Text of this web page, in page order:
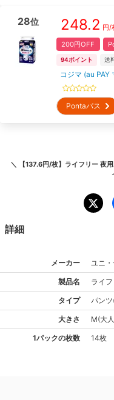
28位 248.2 円/
200円OFF
94ポイント 送
コジマ (au PAY
Pontaパス
＼
【137.6円/枚】ライフリー 夜
詳細
メーカー ユニ
製品名 ライ
タイプ パン
大きさ M(大
1パックの枚数 14枚